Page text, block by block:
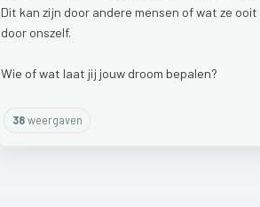
Dit kan zijn door andere mensen ofwat ze ooit
door onszelf.
Wie ofwat laat jij jouw droom bepalen?
38weergaven